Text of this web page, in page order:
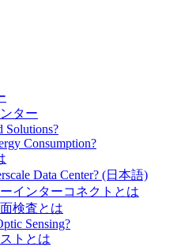
ター
Solutions?
Consumption?
Data Center? (日本語)
インターコネクトとは
検査とは
Sensing?
トとは